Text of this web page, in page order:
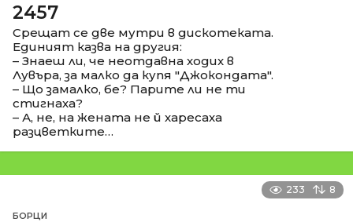
2457
Срещат се две мутри в дискотеката.
Единият казва на другия:
– Знаеш ли, че неотдавна ходих в
Лувъра, за малко да купя "Джокондата".
– Що замалко, бе? Парите ли не ти
стигнаха?
– А, не, на жената не й харесаха
разцветките…
233 8
БОРЦИ